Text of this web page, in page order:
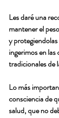
Les daré una
mantener el
y
ingerimos en
tradicionales de
Lo más
consciencia de
salud, que no